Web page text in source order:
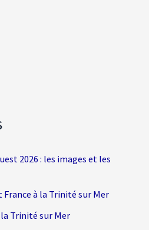
2026 : les images et les
France à la Trinité sur Mer
Trinité sur Mer